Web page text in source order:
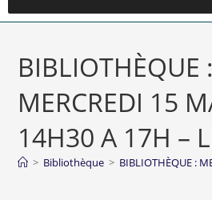
BIBLIOTHÈQUE :
MERCREDI 15
14H30 A 17H –
> Bibliothèque > BIBLIOTHÈQUE :